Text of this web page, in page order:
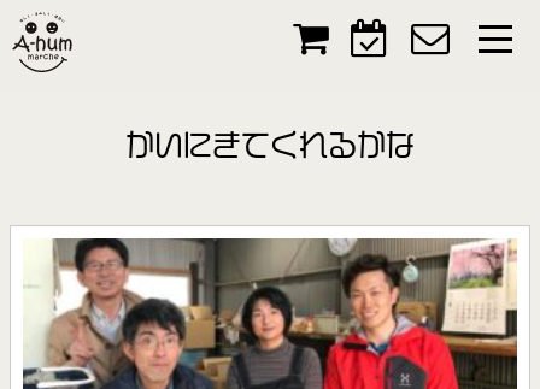
かいにきてくれるかな